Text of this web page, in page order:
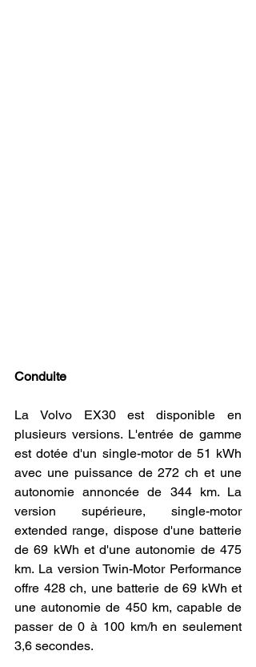
Conduite
La Volvo EX30 est disponible en
plusieurs versions. L'entrée de gamme
est dotée d'un single-motor de 51 kWh
avec une puissance de 272 ch et une
autonomie annoncée de 344 km. La
version supérieure, single-motor
extended range, dispose d'une batterie
de 69 kWh et d'une autonomie de 475
km. La version Twin-Motor Performance
offre 428 ch, une batterie de 69 kWh et
une autonomie de 450 km, capable de
passer de 0 à 100 km/h en seulement
3,6 secondes.